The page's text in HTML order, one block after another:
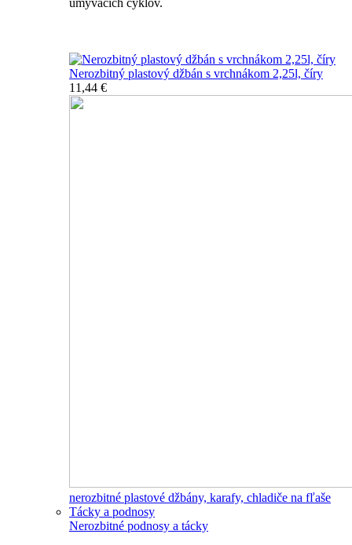
umývacích cyklov.
Nerozbitný plastový džbán s vrchnákom 2,25l, číry
11,44 €
nerozbitné plastové džbány, karafy, chladiče na fľaše
Tácky a podnosy
Nerozbitné podnosy a tácky